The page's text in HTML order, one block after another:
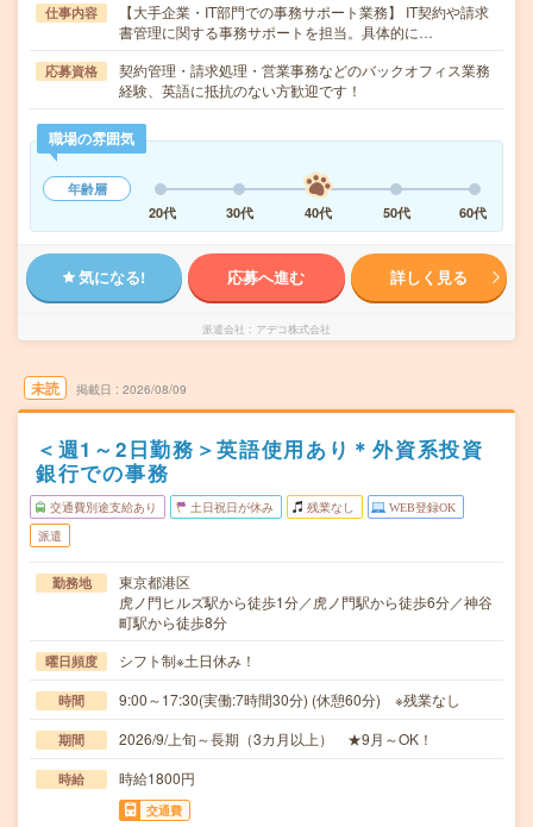
仕事内容
【大手企業・IT部門での事務サポート業務】 IT契約や請求
書管理に関する事務サポートを担当。具体的に…
応募資格
契約管理・請求処理・営業事務などのバックオフィス業務
経験、英語に抵抗のない方歓迎です！
職場の雰囲気
年齢層
20代
30代 40代 50代 60代
気になる! 応募へ進む 詳しく見る
派遣会社 アデコ株式会社
未読 掲載日 2026/08/09
＜週1～2日勤務＞英語使用あり＊外資系投資
銀行での事務
交通費別途支給あり 土日祝日が休み 残業なし WEB登録OK
派遣
勤務地
東京都港区
虎ノ門ヒルズ駅から徒歩1分／虎ノ門駅から徒歩6分／神谷
町駅から徒歩8分
曜日頻度 シフト制※土日休み！
時間 9:00～17:30(実働:7時間30分) (休憩60分) ※残業なし
期間 2026/9/上旬～長期（3カ月以上） ★9月～OK！
時給 時給1800円
交通費